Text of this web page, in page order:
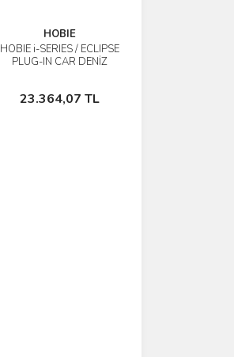
HOBIE
HOBIE i-SERIES / ECLIPSE
PLUG-IN CAR DENİZ
23.364,07 TL
İncele
Sepete Ekle